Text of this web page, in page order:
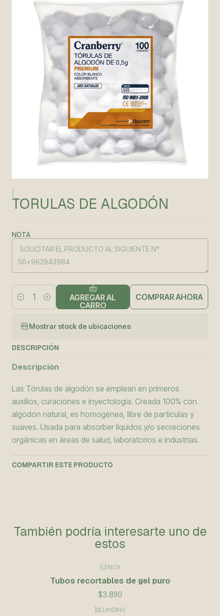
TORULAS DE ALGODÓN
NOTA
Cantidad
AGREGAR AL
CARRO
COMPRAR AHORA
Mostrar stock de ubicaciones
DESCRIPCIÓN
Descripción
Las Tórulas de algodón se emplean en primeros
auxilios, curaciones e inyectología. Creada 100% con
algodón natural, es homogénea, libre de partículas y
suaves. Usada para absorber líquidos y/o secreciones
orgánicas en áreas de salud, laboratorios e industrias.
COMPARTIR ESTE PRODUCTO
También podría interesarte uno de
estos
LENOX
Tubos recortables de gel puro
$3.890
BLUNDING